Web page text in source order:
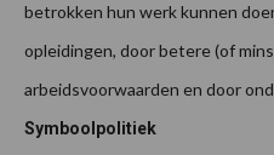
betrokken hun werk kunnen
opleidingen, door betere (of
arbeidsvoorwaarden en door
Symboolpolitiek